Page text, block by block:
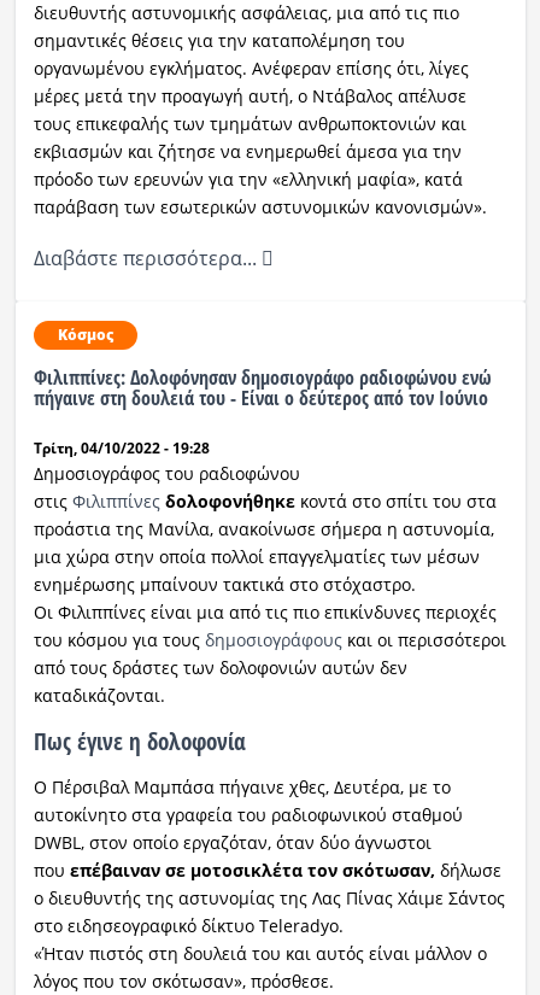
διευθυντής αστυνομικής ασφάλειας, μια από τις πιο
σημαντικές θέσεις για την καταπολέμηση του
οργανωμένου εγκλήματος. Ανέφεραν επίσης ότι, λίγες
μέρες μετά την προαγωγή αυτή, ο Ντάβαλος απέλυσε
τους επικεφαλής των τμημάτων ανθρωποκτονιών και
εκβιασμών και ζήτησε να ενημερωθεί άμεσα για την
πρόοδο των ερευνών για την «ελληνική μαφία», κατά
παράβαση των εσωτερικών αστυνομικών κανονισμών».
Διαβάστε περισσότερα...
Κόσμος
Φιλιππίνες: Δολοφόνησαν δημοσιογράφο ραδιοφώνου ενώ
πήγαινε στη δουλειά του - Είναι ο δεύτερος από τον Ιούνιο
Τρίτη, 04/10/2022 - 19:28
Δημοσιογράφος του ραδιοφώνου
στις Φιλιππίνες δολοφονήθηκεκοντά στο σπίτι του στα
προάστια της Μανίλα, ανακοίνωσε σήμερα η αστυνομία,
μια χώρα στην οποία πολλοί επαγγελματίες των μέσων
ενημέρωσης μπαίνουν τακτικά στο στόχαστρο.
Οι Φιλιππίνες είναι μια από τις πιο επικίνδυνες περιοχές
του κόσμου για τους δημοσιογράφους και οι περισσότεροι
από τους δράστες των δολοφονιών αυτών δεν
καταδικάζονται.
Πως έγινε η δολοφονία
Ο Πέρσιβαλ Μαμπάσα πήγαινε χθες, Δευτέρα, με το
αυτοκίνητο στα γραφεία του ραδιοφωνικού σταθμού
DWBL, στον οποίο εργαζόταν, όταν δύο άγνωστοι
που επέβαιναν σε μοτοσικλέτα τον σκότωσαν, δήλωσε
ο διευθυντής της αστυνομίας της Λας Πίνας Χάιμε Σάντος
στο ειδησεογραφικό δίκτυο Teleradyo.
«Ήταν πιστός στη δουλειά του και αυτός είναι μάλλον ο
λόγος που τον σκότωσαν», πρόσθεσε.